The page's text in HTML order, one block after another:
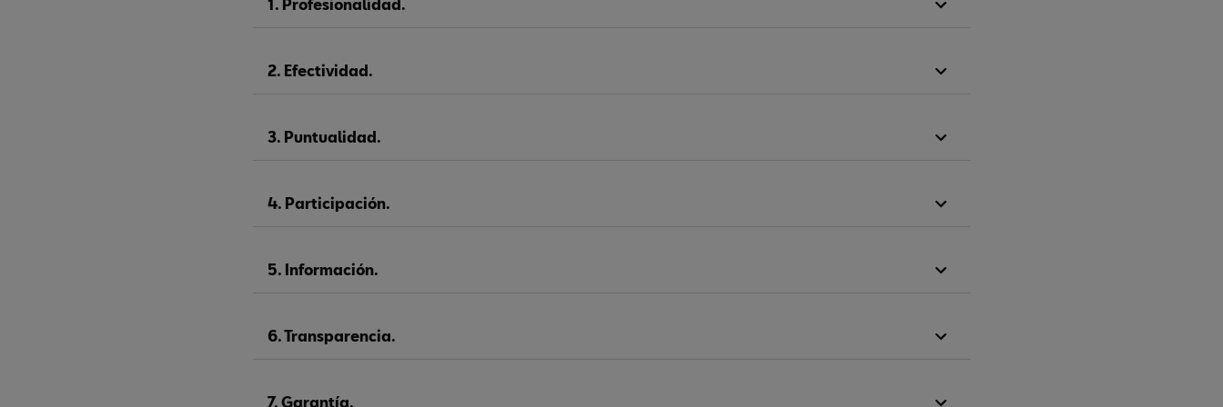
1. Profesionalidad.
2. Efectividad.
3. Puntualidad.
4. Participación.
5. Información.
6. Transparencia.
7. Garantía.